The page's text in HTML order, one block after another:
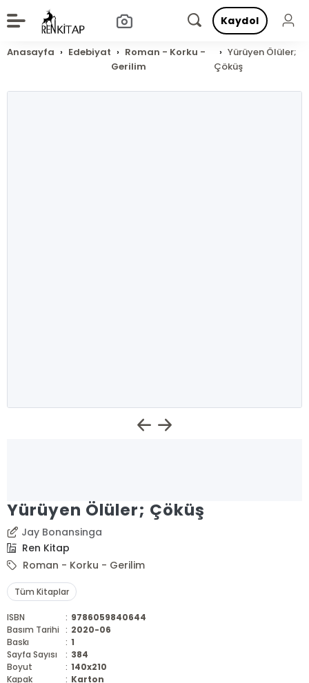
Kaydol
Anasayfa Edebiyat
Roman - Korku -
Gerilim
Yürüyen Ölüler;
Çöküş
Yürüyen Ölüler; Çöküş
Jay Bonansinga
Ren Kitap
Roman - Korku - Gerilim
Tüm Kitaplar
ISBN : 9786059840644
Basım Tarihi : 2020-06
Baskı
: 1
Sayfa Sayısı
: 384
Boyut
: 140x210
Kapak
: Karton